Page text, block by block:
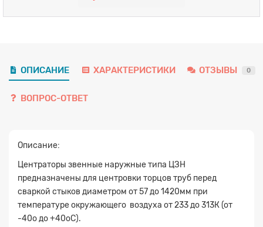
ОПИСАНИЕ ХАРАКТЕРИСТИКИ ОТЗЫВЫ 0
ВОПРОС-ОТВЕТ
Описание:
Центраторы звенные наружные типа ЦЗН
предназначены для центровки торцов труб перед
сваркой стыков диаметром от 57 до 1420мм при
температуре окружающего воздуха от 233 до 313К (от
-40о до +40оС).